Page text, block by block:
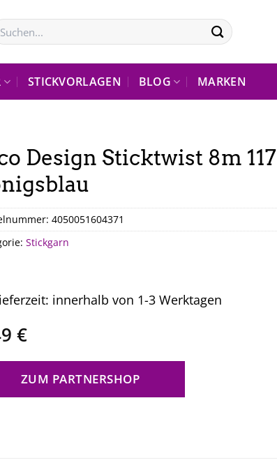
STICKVORLAGEN BLOG MARKEN
Design Sticktwist 8m 117
€
innerhalb von 1-3 Werktagen
ZUM PARTNERSHOP
4050051604371
Stickgarn